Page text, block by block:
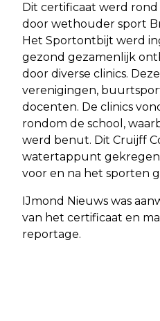
Dit certificaat werd
door wethouder sport
Het Sportontbijt werd
gezond gezamenlijk
door diverse clinics.
verenigingen,
docenten. De clinics
rondom de school,
werd benut. Dit Cruijff
watertappunt
voor en na het sporten
IJmond Nieuws was
van het certificaat en
reportage.